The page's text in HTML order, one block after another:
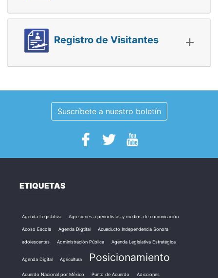
Registro de Visitantes +
Suscríbete a nuestro boletín
ETIQUETAS
Agenda Legislativa Agresiones a periodistas y medios de comunicación
Acoso Escola Agenda Digtital Acueducto Independencia Sonora
adolescentes Administración Pública Agenda Legislativa Estratégica
Agenda Digital Agricultura Posicionamiento
Acuerdo Nacional por México Punto de Acuerdo Adicciones